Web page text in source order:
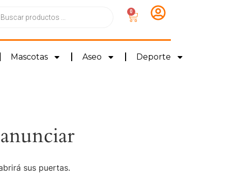
0
Mascotas Aseo Deporte
sus puertas.